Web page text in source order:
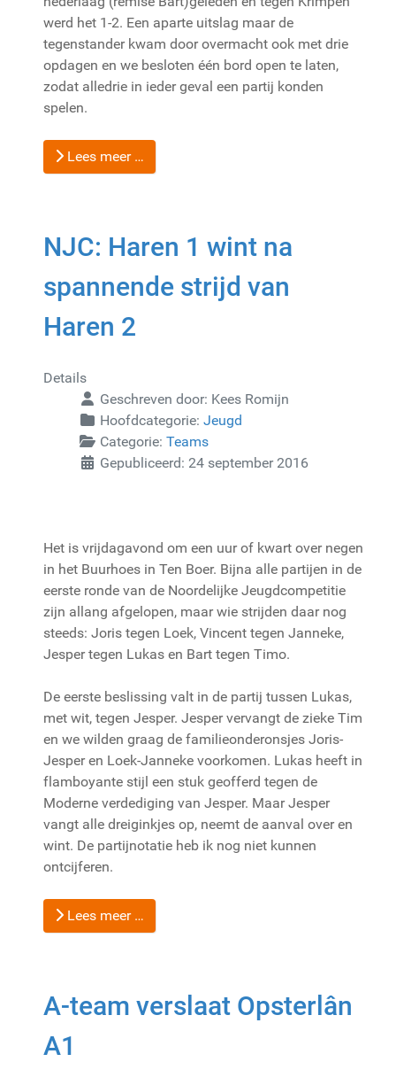
werd het 1-2. Een aparte uitslag maar de
tegenstander kwam door overmacht ook met drie
opdagen en we besloten één bord open te laten,
zodat alledrie in ieder geval een partij konden
spelen.
Lees meer …
NJC: Haren 1 wint na
spannende strijd van
Haren 2
Details
Geschreven door: Kees Romijn
Hoofdcategorie: Jeugd
Categorie: Teams
Gepubliceerd: 24 september 2016
Het is vrijdagavond om een uur of kwart over negen
in het Buurhoes in Ten Boer. Bijna alle partijen in de
eerste ronde van de Noordelijke Jeugdcompetitie
zijn allang afgelopen, maar wie strijden daar nog
steeds: Joris tegen Loek, Vincent tegen Janneke,
Jesper tegen Lukas en Bart tegen Timo.
De eerste beslissing valt in de partij tussen Lukas,
met wit, tegen Jesper. Jesper vervangt de zieke Tim
en we wilden graag de familieonderonsjes Joris-
Jesper en Loek-Janneke voorkomen. Lukas heeft in
flamboyante stijl een stuk geofferd tegen de
Moderne verdediging van Jesper. Maar Jesper
vangt alle dreiginkjes op, neemt de aanval over en
wint. De partijnotatie heb ik nog niet kunnen
ontcijferen.
Lees meer …
A-team verslaat Opsterlân
A1